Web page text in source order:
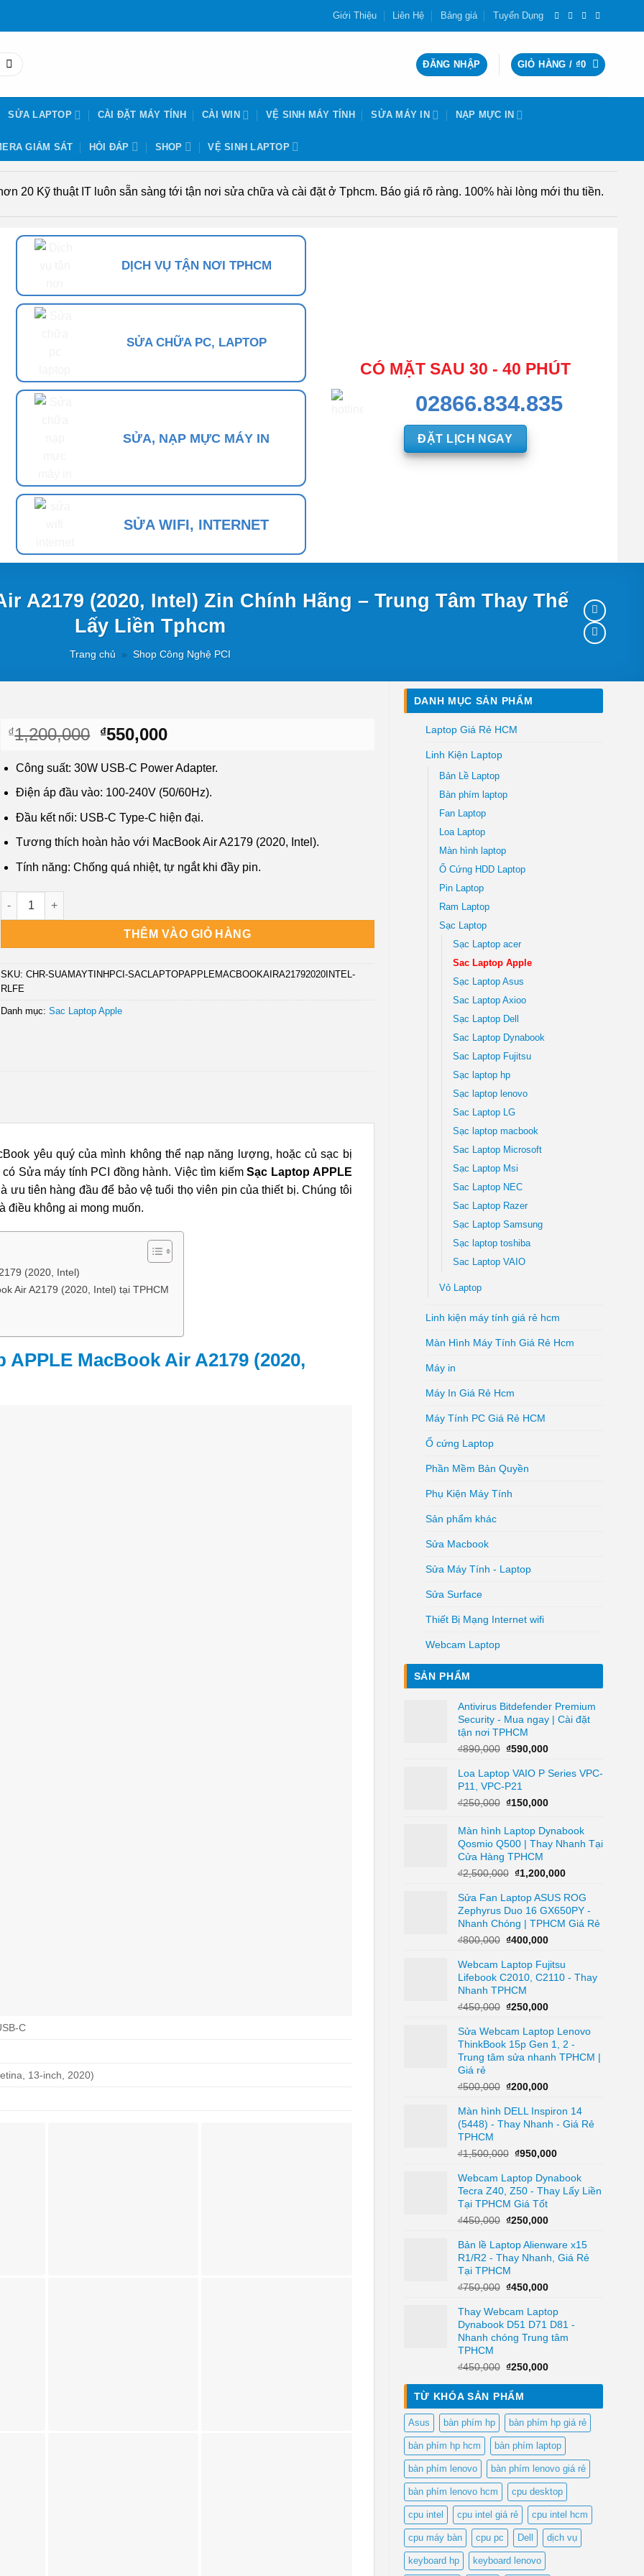
Giới Thiệu Liên Hệ Bảng giá Tuyển Dụng
ĐĂNG NHẬP GIỎ HÀNG / ₫0
SỬA LAPTOP CÀI ĐẶT MÁY TÍNH CÀI WIN VỆ SINH MÁY TÍNH SỬA MÁY IN NẠP MỰC IN
GIÁM SÁT HỎI ĐÁP SHOP VỆ SINH LAPTOP
20 Kỹ thuật IT luôn sẵn sàng tới tận nơi sửa chữa và cài đặt ở Tphcm. Báo giá rõ ràng. 100% hài lòng mới thu tiền.
DỊCH VỤ TẬN NƠI TPHCM
SỬA CHỮA PC, LAPTOP
SỬA, NẠP MỰC MÁY IN
SỬA WIFI, INTERNET
CÓ MẶT SAU 30 - 40 PHÚT
02866.834.835
ĐẶT LỊCH NGAY
A2179 (2020, Intel) Zin Chính Hãng – Trung Tâm Thay Thế
Lấy Liền Tphcm
Trang chủ » Shop Công Nghệ PCI
DANH MỤC SẢN PHẨM
Laptop Giá Rẻ HCM
Linh Kiện Laptop
Bản Lề Laptop
Bàn phím laptop
Fan Laptop
Loa Laptop
Màn hình laptop
Ổ Cứng HDD Laptop
Pin Laptop
Ram Laptop
Sạc Laptop
Sạc Laptop acer
Sac Laptop Apple
Sạc Laptop Asus
Sac Laptop Axioo
Sạc Laptop Dell
Sac Laptop Dynabook
Sac Laptop Fujitsu
Sạc laptop hp
Sạc laptop lenovo
Sac Laptop LG
Sạc laptop macbook
Sac Laptop Microsoft
Sạc Laptop Msi
Sac Laptop NEC
Sac Laptop Razer
Sạc Laptop Samsung
Sạc laptop toshiba
Sac Laptop VAIO
Vỏ Laptop
Linh kiện máy tính giá rẻ hcm
Màn Hình Máy Tính Giá Rẻ Hcm
Máy in
Máy In Giá Rẻ Hcm
Máy Tính PC Giá Rẻ HCM
Ổ cứng Laptop
Phần Mềm Bản Quyền
Phụ Kiện Máy Tính
Sản phẩm khác
Sửa Macbook
Sửa Máy Tính - Laptop
Sửa Surface
Thiết Bị Mạng Internet wifi
Webcam Laptop
SẢN PHẨM
Antivirus Bitdefender Premium
Security - Mua ngay | Cài đặt
tận nơi TPHCM
₫890,000 Giá
là:
₫890,000.
₫590,000Giá
tại
₫590,000.
Loa Laptop VAIO P Series VPC-
P11, VPC-P21
₫250,000 Giá
là:
₫250,000.
₫150,000Giá
tại
là:
Màn hình Laptop Dynabook
Qosmio Q500 | Thay Nhanh Tại
Cửa Hàng TPHCM
₫2,500,000 Giá
là:
₫2,500,000.
₫1,200,000Giá
tại
là:
₫1,200,000.
Sửa Fan Laptop ASUS ROG
Zephyrus Duo 16 GX650PY -
Nhanh Chóng | TPHCM Giá Rẻ
₫800,000 Giá
là:
₫800,000.
₫400,000Giá
tại
là:
Webcam Laptop Fujitsu
Lifebook C2010, C2110 - Thay
Nhanh TPHCM
₫450,000 Giá
là:
₫450,000.
₫250,000Giá
tại
là:
₫250,000.
Sửa Webcam Laptop Lenovo
ThinkBook 15p Gen 1, 2 -
Trung tâm sửa nhanh TPHCM |
Giá rẻ
₫500,000 Giá
là:
₫500,000.
₫200,000Giá
tại
là:
Màn hình DELL Inspiron 14
(5448) - Thay Nhanh - Giá Rẻ
TPHCM
₫1,500,000 Giá
là:
₫1,500,000.
₫950,000Giá
tại
là:
Webcam Laptop Dynabook
Tecra Z40, Z50 - Thay Lấy Liền
Tại TPHCM Giá Tốt
₫450,000 Giá
là:
₫450,000.
₫250,000Giá
tại
là:
Bản lề Laptop Alienware x15
R1/R2 - Thay Nhanh, Giá Rẻ
Tại TPHCM
₫750,000 Giá
là:
₫750,000.
₫450,000Giá
tại
là:
₫450,000.
Thay Webcam Laptop
Dynabook D51 D71 D81 -
Nhanh chóng Trung tâm
TPHCM
₫450,000 Giá
là:
₫250,000Giá
₫250,000.
TỪ KHÓA SẢN PHẨM
Asus bàn phím hp bàn phím hp giá rẻ
bàn phím hp hcm bàn phím laptop
bàn phím lenovo bàn phím lenovo giá rẻ
bàn phím lenovo hcm cpu desktop
cpu intel cpu intel giá rẻ cpu intel hcm
cpu máy bàn cpu pc Dell dịch vụ
keyboard hp keyboard lenovo
₫1,200,000 Giá
là:
₫1,200,000.
₫550,000Giá
tại
là:
₫550,000.
Công suất: 30W USB-C Power Adapter.
Điện áp đầu vào: 100-240V (50/60Hz).
Đầu kết nối: USB-C Type-C hiện đại.
Tương thích hoàn hảo với MacBook Air A2179 (2020, Intel).
Tính năng: Chống quá nhiệt, tự ngắt khi đầy pin.
Sạc Laptop Apple Macbook Air A2179 (2020, Intel) Zin Chính Hãng - Trung Tâm Thay Thế Lấy Liền Tphcm số lượng
THÊM VÀO GIỎ HÀNG
SKU:CHR-SUAMAYTINHPCI-SACLAPTOPAPPLEMACBOOKAIRA21792020INTEL-
RLFE
Danh mục:Sac Laptop Apple
yêu quý của mình không thể nạp năng lượng, hoặc củ sạc bị
Sửa máy tính PCI đồng hành. Việc tìm kiếmSạc Laptop APPLE
ưu tiên hàng đầu để bảo vệ tuổi thọ viên pin của thiết bị. Chúng tôi
điều không ai mong muốn.
(2020, Intel)
Air A2179 (2020, Intel) tại TPHCM
MacBook Air A2179 (2020,
C
13-inch, 2020)